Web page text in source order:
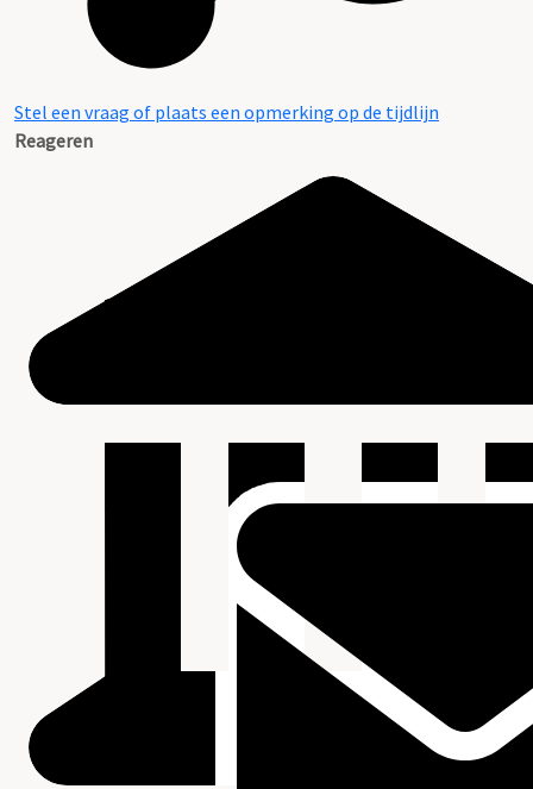
Stel een vraag of plaats een opmerking op de tijdlijn
Reageren